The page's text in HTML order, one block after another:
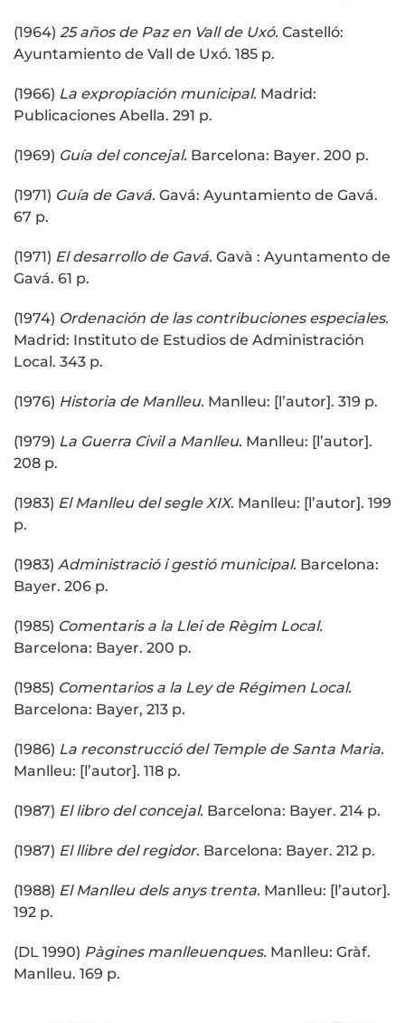
(1964) 25 años de Paz en Vall de Uxó. Castelló:
Ayuntamiento de Vall de Uxó. 185 p.
(1966) La expropiación municipal. Madrid:
Publicaciones Abella. 291 p.
(1969) Guía del concejal. Barcelona: Bayer. 200 p.
(1971) Guía de Gavá. Gavá: Ayuntamiento de Gavá.
67 p.
(1971) El desarrollo de Gavá. Gavà : Ayuntamento de
Gavá. 61 p.
(1974) Ordenación de las contribuciones especiales.
Madrid: Instituto de Estudios de Administración
Local. 343 p.
(1976) Historia de Manlleu. Manlleu: [l’autor]. 319 p.
(1979) La Guerra Civil a Manlleu. Manlleu: [l’autor].
208 p.
(1983) El Manlleu del segle XIX. Manlleu: [l’autor]. 199
p.
(1983) Administració i gestió municipal. Barcelona:
Bayer. 206 p.
(1985) Comentaris a la Llei de Règim Local.
Barcelona: Bayer. 200 p.
(1985) Comentarios a la Ley de Régimen Local.
Barcelona: Bayer, 213 p.
(1986) La reconstrucció del Temple de Santa Maria.
Manlleu: [l’autor]. 118 p.
(1987) El libro del concejal. Barcelona: Bayer. 214 p.
(1987) El llibre del regidor. Barcelona: Bayer. 212 p.
(1988) El Manlleu dels anys trenta. Manlleu: [l’autor].
192 p.
(DL 1990) Pàgines manlleuenques. Manlleu: Gràf.
Manlleu. 169 p.